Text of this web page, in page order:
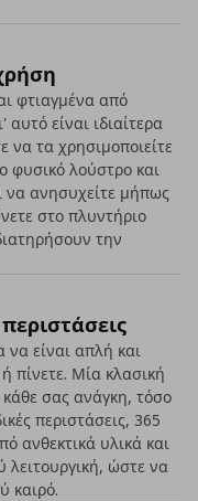
φτιαγμένα από
είναι ιδιαίτερα
να τα χρησιμοποιείτε
φυσικό λούστρο και
να ανησυχείτε μήπως
στο πλυντήριο
την
να είναι απλή και
πίνετε. Μία κλασική
κάθε σας ανάγκη, τόσο
περιστάσεις, 365
ανθεκτικά υλικά και
λειτουργική, ώστε να
καιρό.